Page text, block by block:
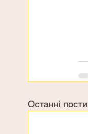
Останні пости